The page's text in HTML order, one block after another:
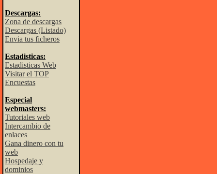
Descargas:
Zona de descargas
Descargas (Listado)
Envia tus ficheros
Estadisticas:
Estadisticas Web
Visitar el TOP
Encuestas
Especial
webmasters:
Tutoriales web
Intercambio de
enlaces
Gana dinero con tu
web
Hospedaje y
dominios